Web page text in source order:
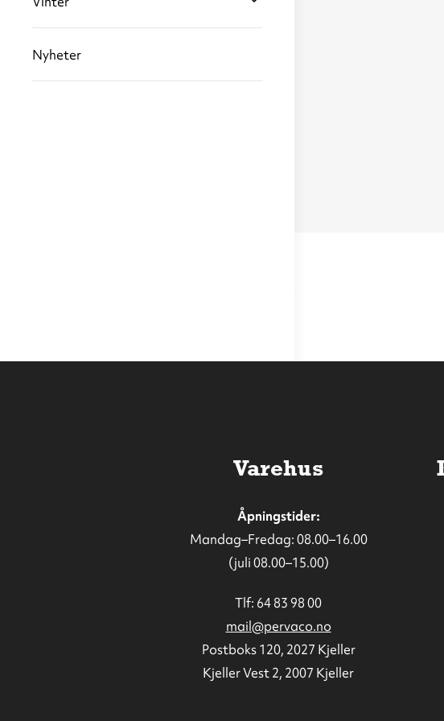
Nyheter
Varehus
Åpningstider:
Mandag–Fredag: 08.00–16.00
(juli 08.00–15.00)
Tlf: 64 83 98 00
mail@pervaco.no
Postboks 120, 2027 Kjeller
Kjeller Vest 2, 2007 Kjeller